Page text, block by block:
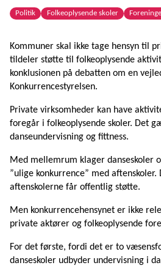
Politik Folkeoplysende skoler
Kommuner skal ikke tage hensyn til
tildeler støtte til folkeoplysende
konklusionen på debatten om en
Konkurrencestyrelsen.
Private virksomheder kan have
foregår i folkeoplysende skoler. Det
danseundervisning og fittness.
Med mellemrum klager danseskoler
”ulige konkurrence” med
aftenskolerne får offentlig støtte.
Men konkurrencehensynet er ikke
private aktører og folkeoplysende
For det første, fordi det er to
danseskoler udbyder undervisning i